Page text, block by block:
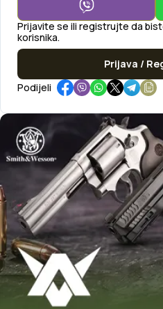
Prijavite se ili registrujte da
korisnika.
Prijava /
Podijeli